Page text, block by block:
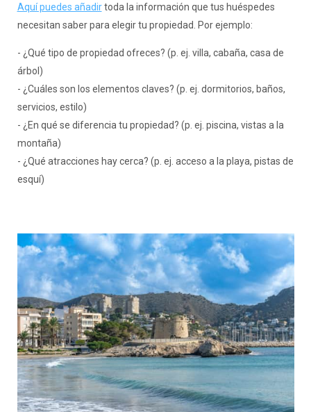
Aquí puedes añadirtoda la información que tus huéspedes
necesitan saber para elegir tu propiedad. Por ejemplo:
- ¿Qué tipo de propiedad ofreces? (p. ej. villa, cabaña, casa de
árbol)
- ¿Cuáles son los elementos claves? (p. ej. dormitorios, baños,
servicios, estilo)
- ¿En qué se diferencia tu propiedad? (p. ej. piscina, vistas a la
montaña)
- ¿Qué atracciones hay cerca? (p. ej. acceso a la playa, pistas de
esquí)